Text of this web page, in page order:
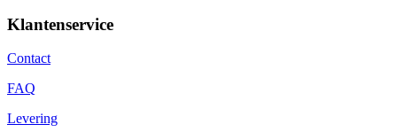
Klantenservice
Contact
FAQ
Levering